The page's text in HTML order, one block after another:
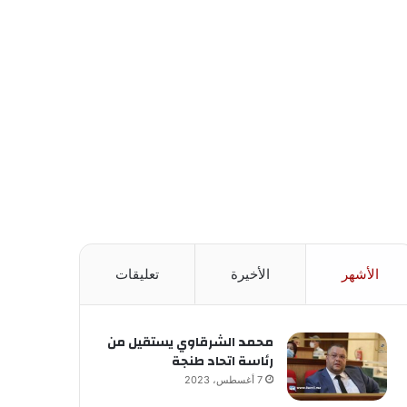
الأشهر الأخيرة تعليقات
محمد الشرقاوي يستقيل من
رئاسة اتحاد طنجة
7 أغسطس، 2023